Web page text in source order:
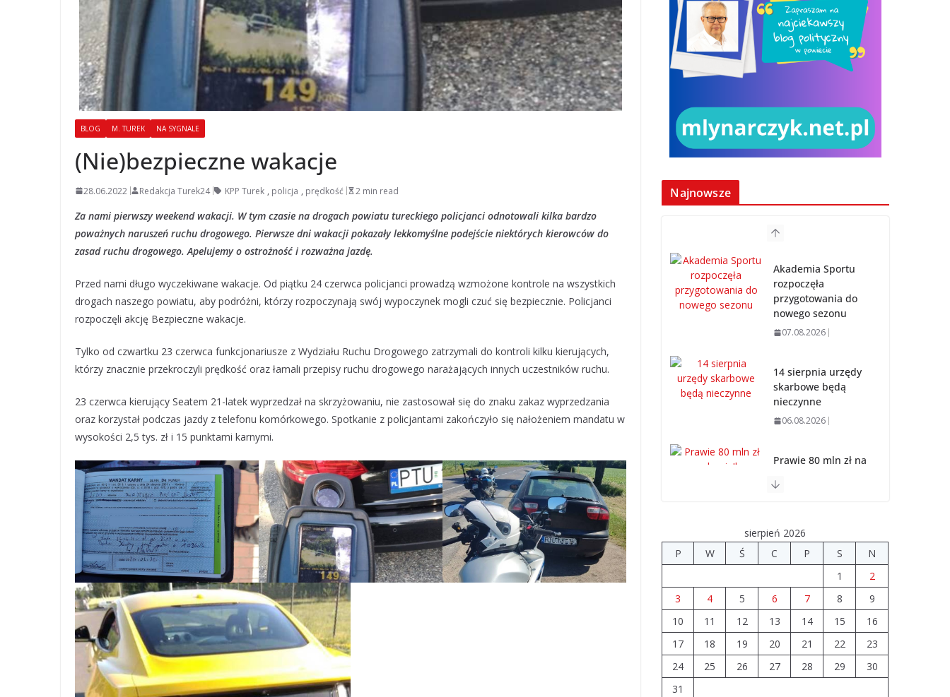
BLOG M. TUREK NA SYGNALE
(Nie)bezpieczne wakacje
28.06.2022 Redakcja Turek24 KPP Turek , policja , prędkość 2 min read
Za nami pierwszy weekend wakacji. W tym czasie na drogach powiatu tureckiego policjanci odnotowali kilka bardzo
poważnych naruszeń ruchu drogowego. Pierwsze dni wakacji pokazały lekkomyślne podejście niektórych kierowców do
zasad ruchu drogowego. Apelujemy o ostrożność i rozważna jazdę.
Przed nami długo wyczekiwane wakacje. Od piątku 24 czerwca policjanci prowadzą wzmożone kontrole na wszystkich
drogach naszego powiatu, aby podróżni, którzy rozpoczynają swój wypoczynek mogli czuć się bezpiecznie. Policjanci
rozpoczęli akcję Bezpieczne wakacje.
Tylko od czwartku 23 czerwca funkcjonariusze z Wydziału Ruchu Drogowego zatrzymali do kontroli kilku kierujących,
którzy znacznie przekroczyli prędkość oraz łamali przepisy ruchu drogowego narażających innych uczestników ruchu.
23 czerwca kierujący Seatem 21-latek wyprzedzał na skrzyżowaniu, nie zastosował się do znaku zakaz wyprzedzania
oraz korzystał podczas jazdy z telefonu komórkowego. Spotkanie z policjantami zakończyło się nałożeniem mandatu w
wysokości 2,5 tys. zł i 15 punktami karnymi.
Najnowsze
Akademia Sportu
rozpoczęła
przygotowania do
nowego sezonu
07.08.2026
14 sierpnia urzędy
skarbowe będą
nieczynne
06.08.2026
Prawie 80 mln zł na
gminy?
Szkoła we
Władysławowie
modernizację
06.08.2026
Prawie 20 tys. zł dla
dyrektora szpitala.
Podwyżka mimo
sierpień 2026
P
W Ś C P S
N
1
2
3
4 5 6 7 8
9
10
11 12 13 14 15
16
17
18 19 20 21 22
23
24
25 26 27 28 29
30
31